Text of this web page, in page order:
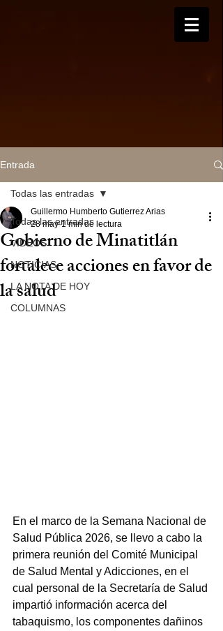
Entrada
Todas las entradas
VIDEOS
NOTICIAS
LA NOTA DE HOY
COLUMNAS
Todas las entradas
Gobierno de Minatitlán
fortalece acciones en favor de
la salud
Guillermo Humberto Gutierrez Arias
28 may 1 min de lectura
En el marco de la Semana Nacional de
Salud Pública 2026, se llevo a cabo la
primera reunión del Comité Municipal
de Salud Mental y Adicciones, en el
cual personal de la Secretaría de Salud
impartió información acerca del
tabaquismo, los componentes dañinos